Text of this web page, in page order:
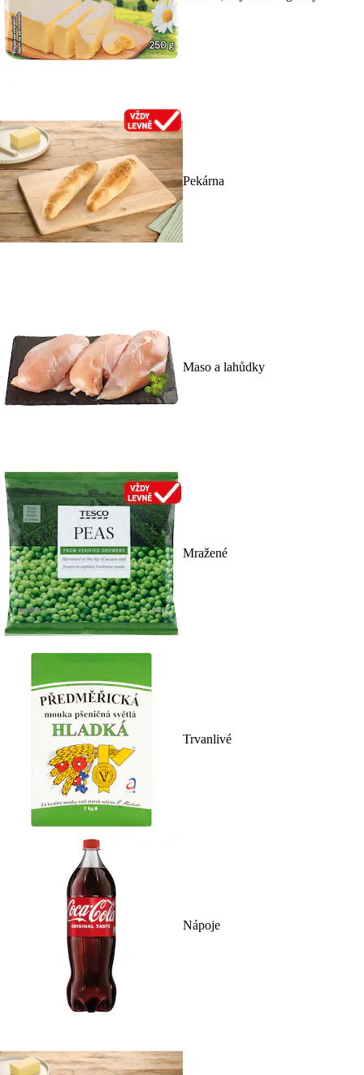
Pekárna
Maso a lahůdky
Mražené
Trvanlivé
Nápoje